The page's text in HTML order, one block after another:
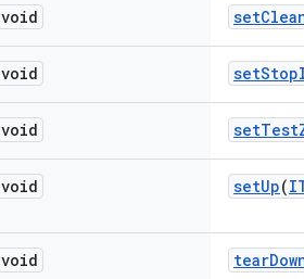
void set
void setStop
void setTest
void setUp(
void tear